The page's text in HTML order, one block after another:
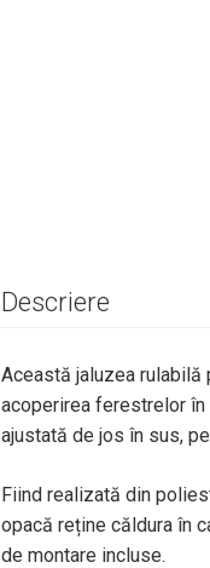
Descriere
Această jaluzea
acoperirea ferestrelor în
ajustată de jos în sus,
Fiind realizată din
opacă reține căldura în
de montare incluse.